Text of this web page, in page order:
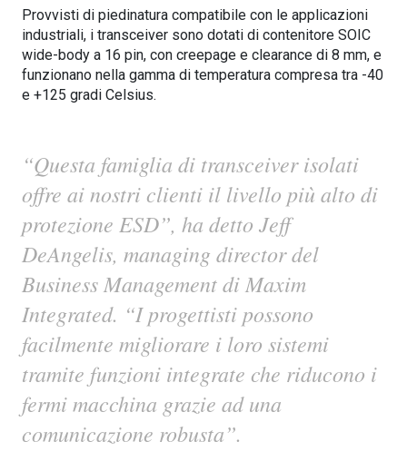
Provvisti di piedinatura compatibile con le applicazioni
industriali, i transceiver sono dotati di contenitore SOIC
wide-body a 16 pin, con creepage e clearance di 8 mm, e
funzionano nella gamma di temperatura compresa tra -40
e +125 gradi Celsius.
“Questa famiglia di transceiver isolati
offre ai nostri clienti il livello più alto di
protezione ESD”, ha detto Jeff
DeAngelis, managing director del
Business Management di Maxim
Integrated. “I progettisti possono
facilmente migliorare i loro sistemi
tramite funzioni integrate che riducono i
fermi macchina grazie ad una
comunicazione robusta”.